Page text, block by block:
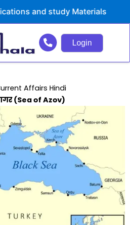
and study Materials
Login
Affairs Hindi
(Sea of Azov)